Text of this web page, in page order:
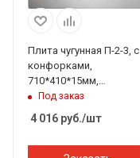
Плита чугунная П-2-3, с
конфорками,
710*410*15мм,
Балезино
Под заказ
4 016 руб./шт